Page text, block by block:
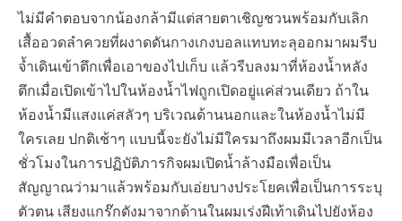
ไม่มีคำตอบจากน้องกล้ามีแต่สายตาเชิญชวนพร้อมกับเลิก
เสื้ออวดลำควยที่ผงาดดันกางเกงบอลแทบทะลุออกมาผมรีบ
จ้ำเดินเข้าตึกเพื่อเอาของไปเก็บ แล้วรีบลงมาที่ห้องน้ำหลัง
ตึกเมื่อเปิดเข้าไปในห้องน้ำไฟถูกเปิดอยู่แค่ส่วนเดียว ถ้าใน
ห้องน้ำมีแสงแค่สลัวๆ บริเวณด้านนอกและในห้องน้ำไม่มี
ใครเลย ปกติเช้าๆ แบบนี้จะยังไม่มีใครมาถึงผมมีเวลาอีกเป็น
ชั่วโมงในการปฏิบัติภารกิจผมเปิดน้ำล้างมือเพื่อเป็น
สัญญาณว่ามาแล้วพร้อมกับเอ่ยบางประโยคเพื่อเป็นการระบุ
ตัวตน เสียงแกร๊กดังมาจากด้านในผมเร่งฝีเท้าเดินไปยังห้อง